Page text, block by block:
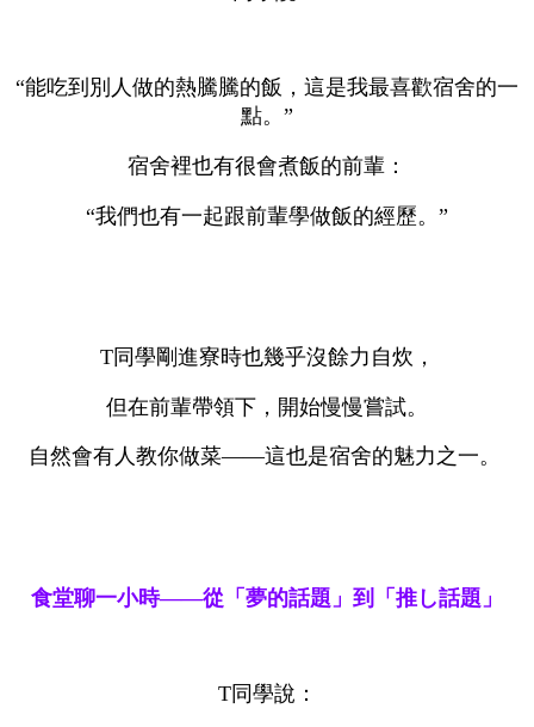
“能吃到別人做的熱騰騰的飯，這是我最喜歡宿舍的一
點。”
宿舍裡也有很會煮飯的前輩：
“我們也有一起跟前輩學做飯的經歷。”
T同學剛進寮時也幾乎沒餘力自炊，
但在前輩帶領下，開始慢慢嘗試。
自然會有人教你做菜——這也是宿舍的魅力之一。
食堂聊一小時——從「夢的話題」到「推し話題」
T同學說：